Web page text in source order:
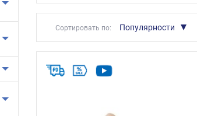
Сортировать по: Популярности